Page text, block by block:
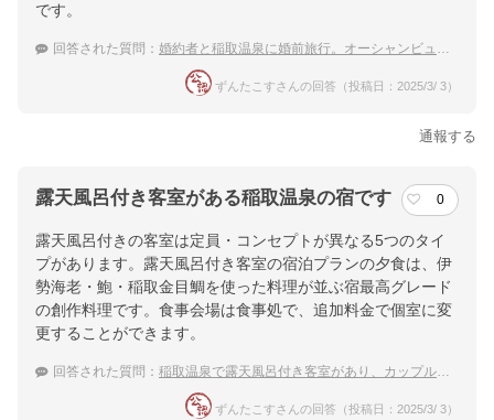
です。
回答された質問： 婚約者と稲取温泉に婚前旅行。オーシャンビューの素敵な宿は？
ずんたこすさんの回答（投稿日：2025/3/ 3）
通報する
露天風呂付き客室がある稲取温泉の宿です 0
露天風呂付きの客室は定員・コンセプトが異なる5つのタイ
プがあります。露天風呂付き客室の宿泊プランの夕食は、伊
勢海老・鮑・稲取金目鯛を使った料理が並ぶ宿最高グレード
の創作料理です。食事会場は食事処で、追加料金で個室に変
更することができます。
回答された質問： 稲取温泉で露天風呂付き客室があり、カップルで泊まってみたい温泉宿おすすめは？
ずんたこすさんの回答（投稿日：2025/3/ 3）